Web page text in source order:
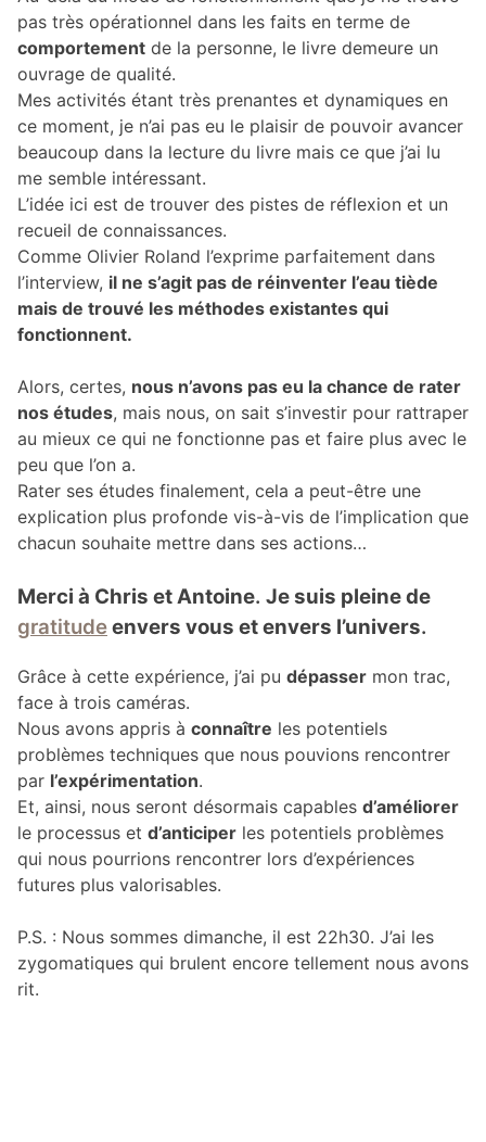
pas très opérationnel dans les faits en terme de
comportement de la personne, le livre demeure un
ouvrage de qualité.
Mes activités étant très prenantes et dynamiques en
ce moment, je n’ai pas eu le plaisir de pouvoir avancer
beaucoup dans la lecture du livre mais ce que j’ai lu
me semble intéressant.
L’idée ici est de trouver des pistes de réflexion et un
recueil de connaissances.
Comme Olivier Roland l’exprime parfaitement dans
l’interview, il ne s’agit pas de réinventer l’eau tiède
mais de trouvé les méthodes existantes qui
fonctionnent.
Alors, certes, nous n’avons pas eu la chance de rater
nos études, mais nous, on sait s’investir pour rattraper
au mieux ce qui ne fonctionne pas et faire plus avec le
peu que l’on a.
Rater ses études finalement, cela a peut-être une
explication plus profonde vis-à-vis de l’implication que
chacun souhaite mettre dans ses actions…
Merci à Chris et Antoine. Je suis pleine de
gratitudeenvers vous et envers l’univers.
Grâce à cette expérience, j’ai pu dépasser mon trac,
face à trois caméras.
Nous avons appris à connaître les potentiels
problèmes techniques que nous pouvions rencontrer
par l’expérimentation.
Et, ainsi, nous seront désormais capables d’améliorer
le processus et d’anticiper les potentiels problèmes
qui nous pourrions rencontrer lors d’expériences
futures plus valorisables.
P.S. : Nous sommes dimanche, il est 22h30. J’ai les
zygomatiques qui brulent encore tellement nous avons
rit.